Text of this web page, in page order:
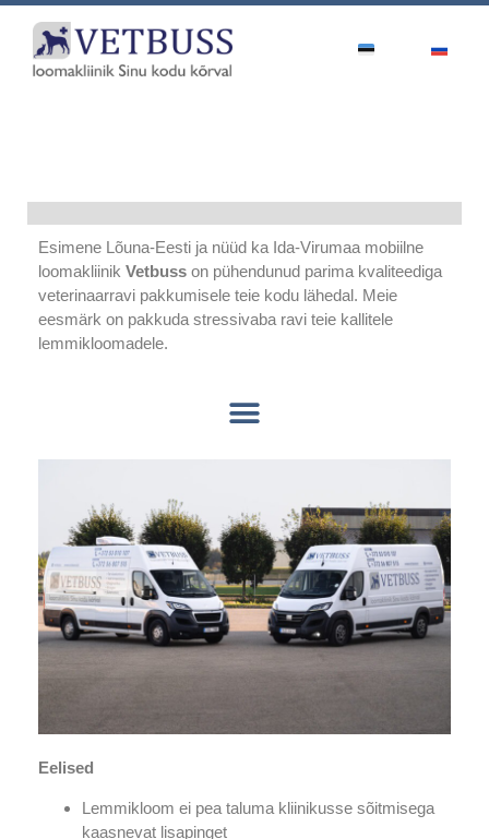
Esimene Lõuna-Eesti ja nüüd ka Ida-Virumaa mobiilne
loomakliinik Vetbuss on pühendunud parima kvaliteediga
veterinaarravi pakkumisele teie kodu lähedal. Meie
eesmärk on pakkuda stressivaba ravi teie kallitele
lemmikloomadele.
Eelised
Lemmikloom ei pea taluma kliinikusse sõitmisega
kaasnevat lisapinget